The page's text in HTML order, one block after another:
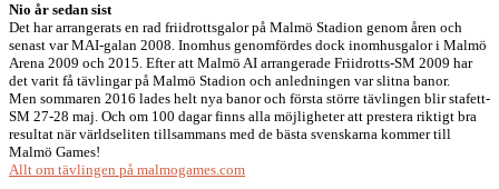
Nio år sedan sist
Det har arrangerats en rad friidrottsgalor på Malmö Stadion genom åren och
senast var MAI-galan 2008. Inomhus genomfördes dock inomhusgalor i Malmö
Arena 2009 och 2015. Efter att Malmö AI arrangerade Friidrotts-SM 2009 har
det varit få tävlingar på Malmö Stadion och anledningen var slitna banor.
Men sommaren 2016 lades helt nya banor och första större tävlingen blir stafett-
SM 27-28 maj. Och om 100 dagar finns alla möjligheter att prestera riktigt bra
resultat när världseliten tillsammans med de bästa svenskarna kommer till
Malmö Games!
Allt om tävlingen på malmogames.com